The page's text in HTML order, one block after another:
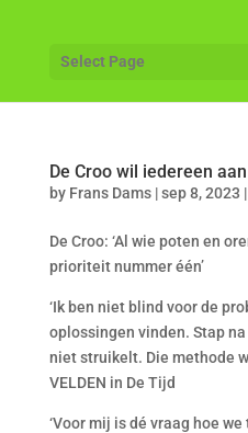
Select Page
De Croo wil iedereen
by Frans Dams|sep 8, 2023 |
De Croo: ‘Al wie poten en
prioriteit nummer één’
‘Ik ben niet blind voor de
oplossingen vinden. Stap
niet struikelt. Die methode
VELDEN in De Tijd
‘Voor mij is dé vraag hoe